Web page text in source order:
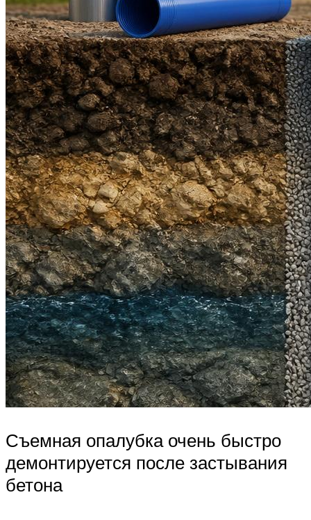
Съемная опалубка очень быстро
демонтируется после застывания
бетона